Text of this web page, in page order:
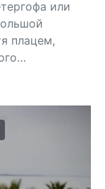
или
плацем,